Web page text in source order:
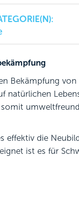
Bekämpfung von
natürlichen
effektiv die
ist es für